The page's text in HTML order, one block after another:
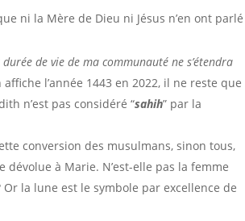
ni la Mère de Dieu ni Jésus n’en ont parlé
durée de vie de ma communauté ne s’étendra
l’année 1443 en 2022, il ne reste que
n’est pas considéré “sahih” par la
conversion des musulmans, sinon tous,
à Marie. N’est-elle pas la femme
la lune est le symbole par excellence de